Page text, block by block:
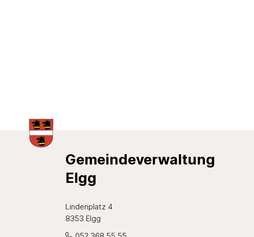
Footer
Gemeindeverwaltung
Elgg
Lindenplatz 4
8353 Elgg